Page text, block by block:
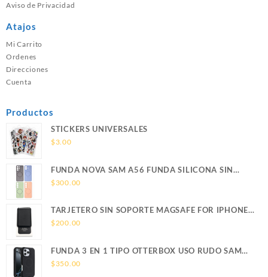
Aviso de Privacidad
Atajos
Mi Carrito
Ordenes
Direcciones
Cuenta
Productos
STICKERS UNIVERSALES
$3.00
FUNDA NOVA SAM A56 FUNDA SILICONA SIN
SOPORTE MAGNETICO SAMSUNG
$300.00
TARJETERO SIN SOPORTE MAGSAFE FOR IPHONE
LEATHER WALLET MAGSAFE
$200.00
FUNDA 3 EN 1 TIPO OTTERBOX USO RUDO SAM
S26 ULTRA SAMSUNG S26 ULTRA
$350.00